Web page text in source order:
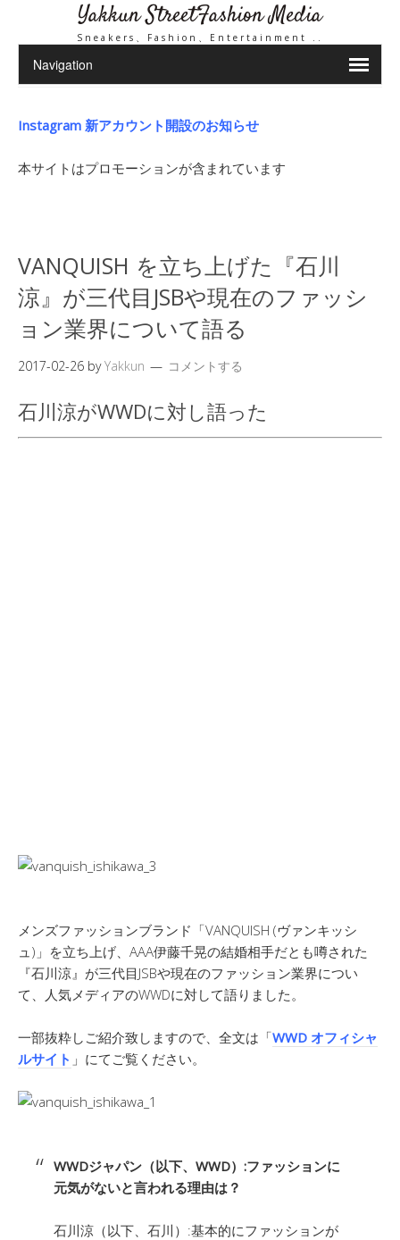
Yakkun StreetFashion Media
Sneakers、Fashion、Entertainment ..
Instagram 新アカウント開設のお知らせ
本サイトはプロモーションが含まれています
VANQUISH を立ち上げた『石川
涼』が三代目JSBや現在のファッシ
ョン業界について語る
2017-02-26 byYakkun コメントする
石川涼がWWDに対し語った
メンズファッションブランド「VANQUISH (ヴァンキッシ
ュ)」を立ち上げ、AAA伊藤千晃の結婚相手だとも噂された
『石川涼』が三代目JSBや現在のファッション業界につい
て、人気メディアのWWDに対して語りました。
一部抜粋しご紹介致しますので、全文は「WWD オフィシャ
ルサイト 」にてご覧ください。
WWDジャパン（以下、WWD）:ファッションに
元気がないと言われる理由は？
石川涼（以下、石川）:基本的にファッションが